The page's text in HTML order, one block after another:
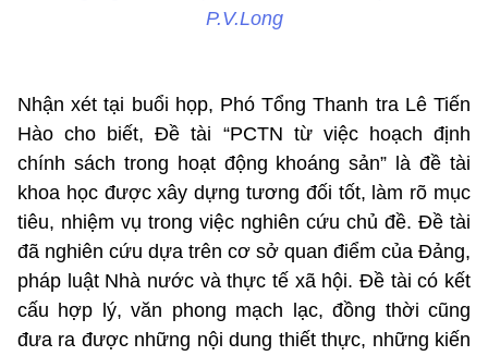
P.V.Long
Nhận xét tại buổi họp, Phó Tổng Thanh tra Lê Tiến
Hào cho biết, Đề tài “PCTN từ việc hoạch định
chính sách trong hoạt động khoáng sản” là đề tài
khoa học được xây dựng tương đối tốt, làm rõ mục
tiêu, nhiệm vụ trong việc nghiên cứu chủ đề. Đề tài
đã nghiên cứu dựa trên cơ sở quan điểm của Đảng,
pháp luật Nhà nước và thực tế xã hội. Đề tài có kết
cấu hợp lý, văn phong mạch lạc, đồng thời cũng
đưa ra được những nội dung thiết thực, những kiến